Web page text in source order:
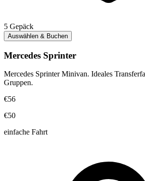
5 Gepäck
Auswählen & Buchen
Mercedes Sprinter
Mercedes Sprinter Minivan. Ideales
Gruppen.
€56
€50
einfache Fahrt